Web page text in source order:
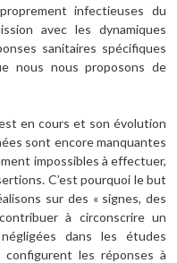
infectieuses du
avec les dynamiques
sanitaires spécifiques
nous nous proposons de
est en cours et son évolution
sont encore manquantes
impossibles à effectuer,
C’est pourquoi le but
sur des « signes, des
à circonscrire un
dans les études
configurent les réponses à